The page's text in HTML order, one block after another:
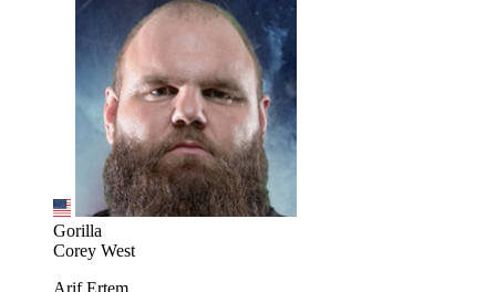
Gorilla
Corey West
Arif Ertem